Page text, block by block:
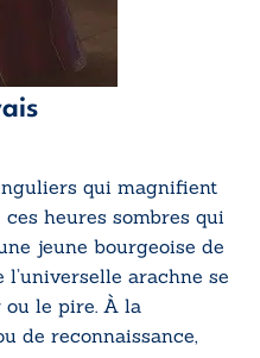
qui magnifient
heures sombres qui
jeune bourgeoise de
arachne se
le pire. À la
de reconnaissance,